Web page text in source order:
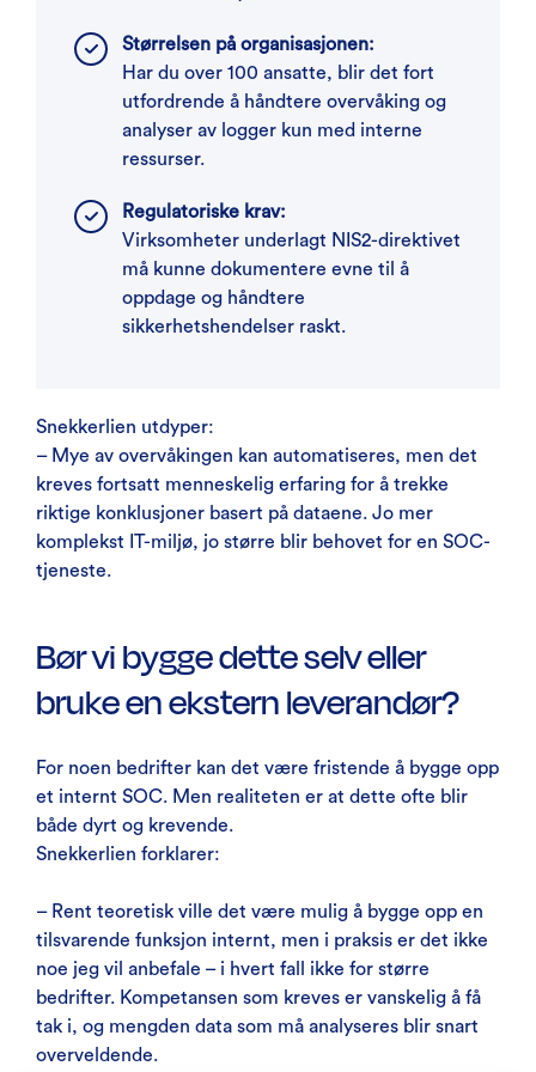
Størrelsen på organisasjonen:
Har du over 100 ansatte, blir det fort
utfordrende å håndtere overvåking og
analyser av logger kun med interne
ressurser.
Regulatoriske krav:
Virksomheter underlagt NIS2-direktivet
må kunne dokumentere evne til å
oppdage og håndtere
sikkerhetshendelser raskt.
Snekkerlien utdyper:
– Mye av overvåkingen kan automatiseres, men det
kreves fortsatt menneskelig erfaring for å trekke
riktige konklusjoner basert på dataene. Jo mer
komplekst IT-miljø, jo større blir behovet for en SOC-
tjeneste.
Bør vi bygge dette selv eller
bruke en ekstern leverandør?
For noen bedrifter kan det være fristende å bygge opp
et internt SOC. Men realiteten er at dette ofte blir
både dyrt og krevende.
Snekkerlien forklarer:
– Rent teoretisk ville det være mulig å bygge opp en
tilsvarende funksjon internt, men i praksis er det ikke
noe jeg vil anbefale – i hvert fall ikke for større
bedrifter. Kompetansen som kreves er vanskelig å få
tak i, og mengden data som må analyseres blir snart
overveldende.